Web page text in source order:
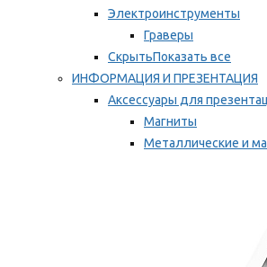
Электроинструменты
Граверы
СкрытьПоказать все
ИНФОРМАЦИЯ И ПРЕЗЕНТАЦИЯ
Аксессуары для
Магниты
Металлические и